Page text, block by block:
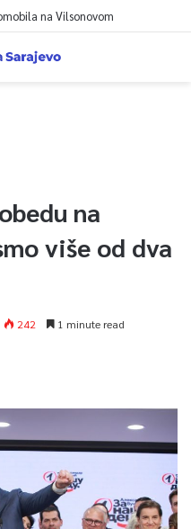
na Vilsonovom
na
više od dva
242 1 minute read